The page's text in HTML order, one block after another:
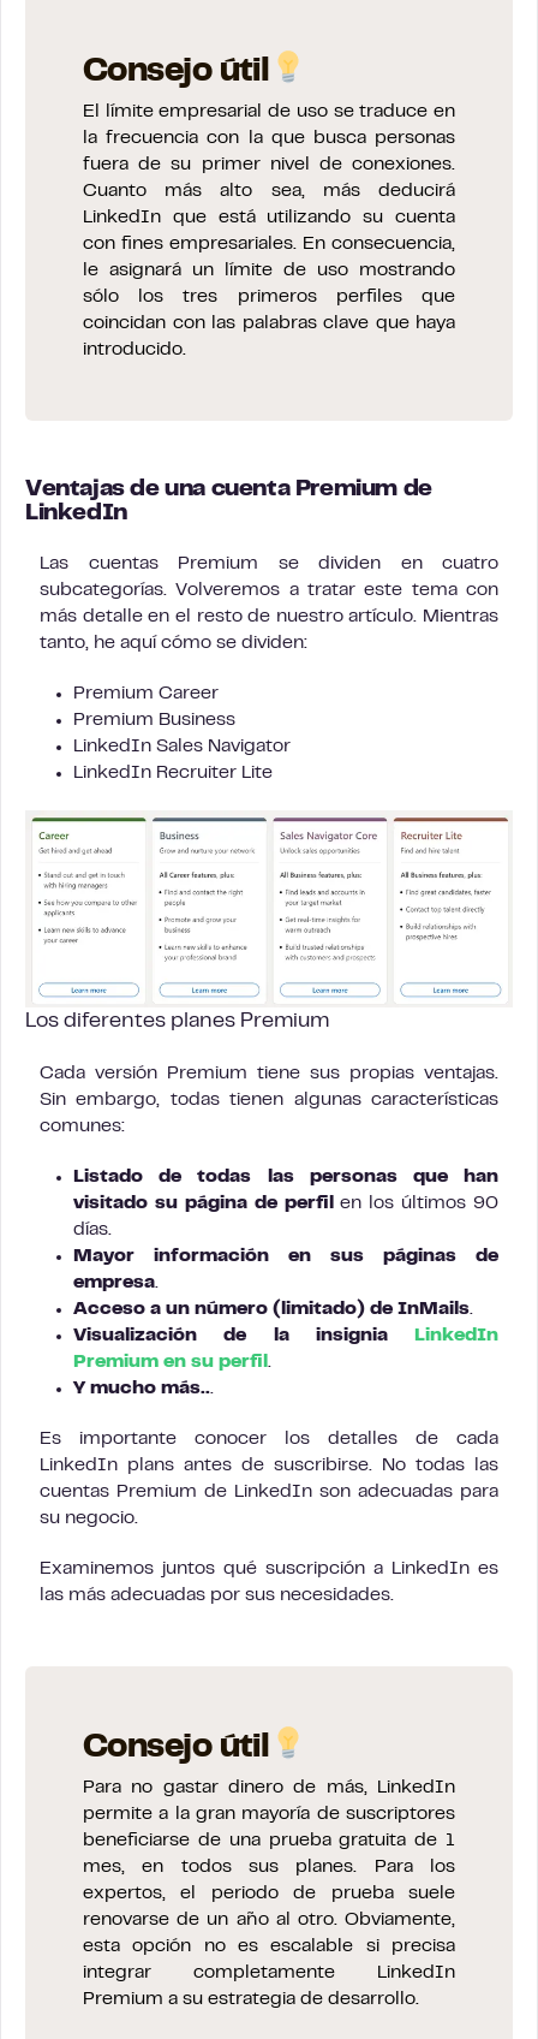
Consejo útil
El límite empresarial de uso se traduce en
la frecuencia con la que busca personas
fuera de su primer nivel de conexiones.
Cuanto más alto sea, más deducirá
LinkedIn que está utilizando su cuenta
con fines empresariales. En consecuencia,
le asignará un límite de uso mostrando
sólo los tres primeros perfiles que
coincidan con las palabras clave que haya
introducido.
Ventajas de una cuenta Premium de
LinkedIn
Las cuentas Premium se dividen en cuatro
subcategorías. Volveremos a tratar este tema con
más detalle en el resto de nuestro artículo. Mientras
tanto, he aquí cómo se dividen:
Premium Career
Premium Business
LinkedIn Sales Navigator
LinkedIn Recruiter Lite
Los diferentes planes Premium
Cada versión Premium tiene sus propias ventajas.
Sin embargo, todas tienen algunas características
comunes:
Listado de todas las personas que han
visitado su página de perfil
en los últimos 90
días.
Mayor información en sus páginas de
empresa
Acceso a un número (limitado) de InMails
Visualización de la insignia
LinkedIn
Premium en su perfil
Y mucho más..
Es importante conocer los detalles de cada
LinkedIn plans antes de suscribirse. No todas las
cuentas Premium de LinkedIn son adecuadas para
su negocio.
Examinemos juntos qué suscripción a LinkedIn es
las más adecuadas por sus necesidades.
Consejo útil
Para no gastar dinero de más, LinkedIn
permite a la gran mayoría de suscriptores
beneficiarse de una prueba gratuita de 1
mes, en todos sus planes. Para los
expertos, el periodo de prueba suele
renovarse de un año al otro. Obviamente,
esta opción no es escalable si precisa
integrar completamente LinkedIn
Premium a su estrategia de desarrollo.